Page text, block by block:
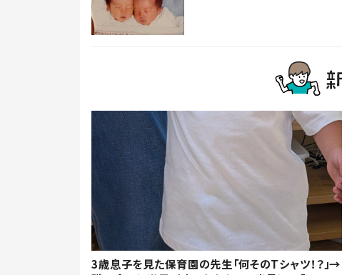
3歳息子を見た保育園の先生「何そのTシャツ！？」→